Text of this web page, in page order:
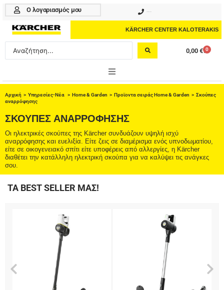
Μετάβαση
περιεχόμενο
Ο λογαριασμός μου
KÄRCHER CENTER KALOTERAKIS
Search
...
0,00 € 0
Cart
PROFESSIONAL
ΑΞΕΣΟΥΑΡ
ΚΑΘΑΡΙΣΤΙΚΑ
Αρχική > Υπηρεσίες-Νέα > Home & Garden > Προϊοντα σειράς Home & Garden > Σκούπες
αναρρόφησης
ΣΚΟΎΠΕΣ ΑΝΑΡΡΌΦΗΣΗΣ
Οι ηλεκτρικές σκούπες της Kärcher συνδυάζουν υψηλή ισχύ
αναρρόφησης και ευελιξία. Είτε ζεις σε διαμέρισμα ενός υπνοδωματίου,
είτε σε οικογενειακό σπίτι είτε υποφέρεις από αλλεργίες, η Kärcher
διαθέτει την κατάλληλη ηλεκτρική σκούπα για να καλύψει τις ανάγκες
σου.
ΤΑ BEST SELLER ΜΑΣ!